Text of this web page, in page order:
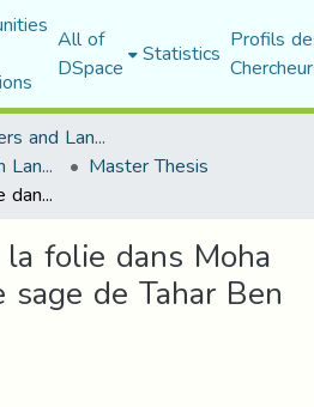
All of
DSpace Statistics Profils
Faculty of Letters and Languages
Department of French Language and Literature Master Thesis
Le discours de la folie dans Moha le fou, Moha le sage de Tahar Ben Jelloun.
folie dans Moha
de Tahar Ben